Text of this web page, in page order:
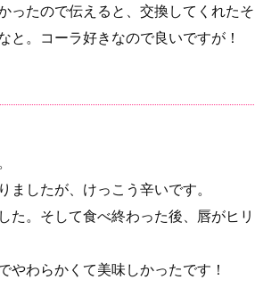
ったので伝えると、交換してくれたそ
と。コーラ好きなので良いですが！
したが、けっこう辛いです。
た。そして食べ終わった後、唇がヒリ
やわらかくて美味しかったです！